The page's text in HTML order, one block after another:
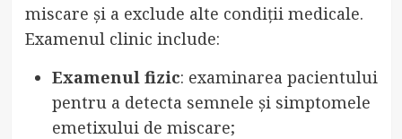
miscare și a exclude alte condiții medicale.
Examenul clinic include:
Examenul fizic: examinarea pacientului
pentru a detecta semnele și simptomele
emetixului de miscare;